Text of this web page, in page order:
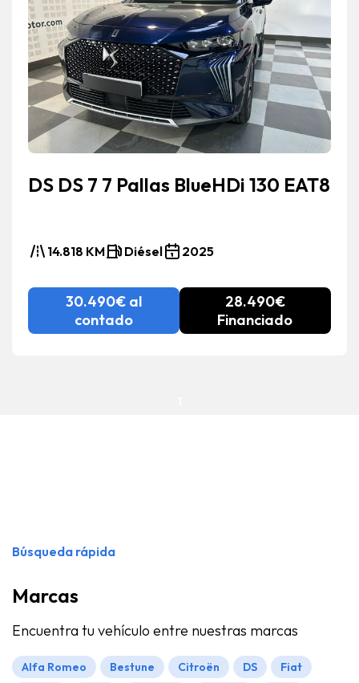
DS DS 7 7 Pallas BlueHDi 130 EAT8
14.818 KM Diésel 2025
30.490€ al
contado
28.490€
Financiado
Búsqueda rápida
Marcas
Encuentra tu vehículo entre nuestras marcas
Alfa Romeo Bestune Citroën DS Fiat